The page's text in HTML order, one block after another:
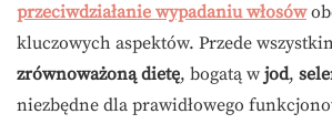
przeciwdziałanie wypadaniu włosów
kluczowych aspektów. Przede
zrównoważoną dietę, bogatą w jod,
niezbędne dla prawidłowego